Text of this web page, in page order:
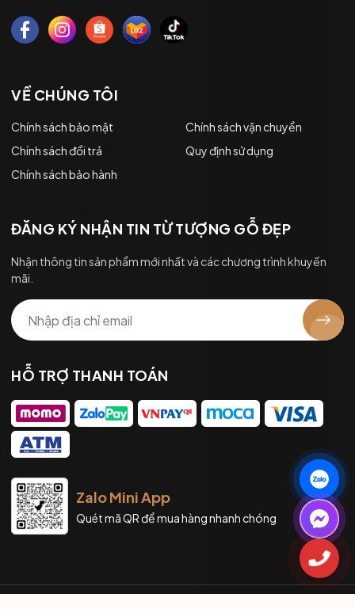
VỀ CHÚNG TÔI
Chính sách bảo mật
Chính sách vận chuyển
Chính sách đổi trả
Quy định sử dụng
Chính sách bảo hành
ĐĂNG KÝ NHẬN TIN TỪ TƯỢNG GỖ ĐẸP
Nhận thông tin sản phẩm mới nhất và các chương trình khuyến
mãi.
HỖ TRỢ THANH TOÁN
Zalo Mini App
Quét mã QR để mua hàng nhanh chóng